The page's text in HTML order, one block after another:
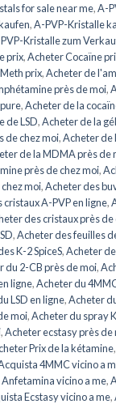
for sale near me,A-
,A-PVP-Kristalle
Kristalle zum
prix,Acheter Cocaïne
prix,Acheter de
près de moi,
,Acheter de la
de LSD,Acheter de la
de chez moi,Acheter de
de la MDMA près de
près de chez moi,
moi,Acheter des
cristaux A-PVP en ligne,
des cristaux près de
,Acheter des feuilles
K-2 SpiceS,Acheter
du 2-CB près de moi,
ligne,Acheter du
LSD en ligne,Acheter
moi,Acheter du spray
,Acheter ecstasy près de
Prix de la kétamine,
4MMC vicino a
vicino a me,
Ecstasy vicino a me,